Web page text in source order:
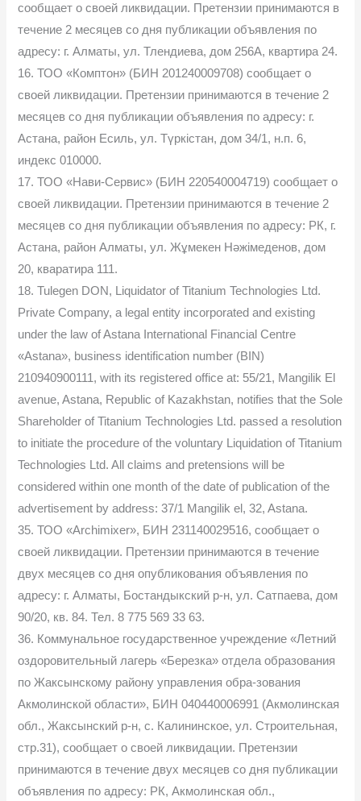
сообщает о своей ликвидации. Претензии принимаются в
течение 2 месяцев со дня публикации объявления по
адресу: г. Алматы, ул. Тлендиева, дом 256А, квартира 24.
16. ТОО «Комптон» (БИН 201240009708) сообщает о
своей ликвидации. Претензии принимаются в течение 2
месяцев со дня публикации объявления по адресу: г.
Астана, район Есиль, ул. Түркістан, дом 34/1, н.п. 6,
индекс 010000.
17. ТОО «Нави-Сервис» (БИН 220540004719) сообщает о
своей ликвидации. Претензии принимаются в течение 2
месяцев со дня публикации объявления по адресу: РК, г.
Астана, район Алматы, ул. Жұмекен Нәжімеденов, дом
20, кваратира 111.
18. Tulegen DON, Liquidator of Titanium Technologies Ltd.
Private Company, a legal entity incorporated and existing
under the law of Astana International Financial Centre
«Astana», business identification number (BIN)
210940900111, with its registered office at: 55/21, Mangilik El
avenue, Astana, Republic of Kazakhstan, notifies that the Sole
Shareholder of Titanium Technologies Ltd. passed a resolution
to initiate the procedure of the voluntary Liquidation of Titanium
Technologies Ltd. All claims and pretensions will be
considered within one month of the date of publication of the
advertisement by address: 37/1 Mangilik el, 32, Astana.
35. ТОО «Archimixer», БИН 231140029516, сообщает о
своей ликвидации. Претензии принимаются в течение
двух месяцев со дня опубликования объявления по
адресу: г. Алматы, Бостандыкский р-н, ул. Сатпаева, дом
90/20, кв. 84. Тел. 8 775 569 33 63.
36. Коммунальное государственное учреждение «Летний
оздоровительный лагерь «Березка» отдела образования
по Жаксынскому району управления обра-зования
Акмолинской области», БИН 040440006991 (Акмолинская
обл., Жаксынский р-н, с. Калининское, ул. Строительная,
стр.31), сообщает о своей ликвидации. Претензии
принимаются в течение двух месяцев со дня публикации
объявления по адресу: РК, Акмолинская обл.,